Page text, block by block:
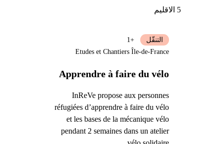
5 الاقليم
Apprendre à faire du vélo
InReVe propose aux personnes
réfugiées d’apprendre à faire du vélo
et les bases de la mécanique vélo
pendant 2 semaines dans un atelier
التنقّل
+1
Etudes et Chantiers Île-de-France